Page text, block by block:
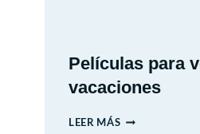
DE
6
Películas para
vacaciones
LEER MÁSPELÍCULAS